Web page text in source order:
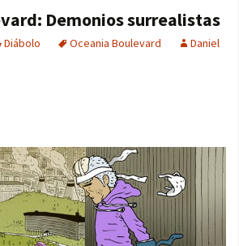
Demonios surrealistas
Diábolo Oceania Boulevard
Daniel